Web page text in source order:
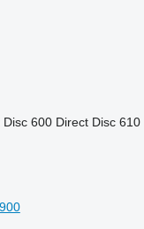
Disc 600 Direct Disc 610